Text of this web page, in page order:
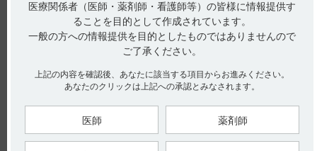
電子添文には、効能又は効果について以下の記載があります。
4. 効能又は効果（引用１）
一時的に経口投与ができない患者における、下記の治療に対す
るペランパネル経口製剤の代替療法
〇てんかん患者の部分発作（二次性全般化発作を含む）
〇他の抗てんかん薬で十分な効果が認められないてんかん患
者の強直間代発作に対する抗てんかん薬との併用療法
1）フィコンパ点滴静注用2mg電子添文 2024年4月改訂（第2
医療関係者（医師・薬剤師・看護師等）の皆様に情報提供す
ることを目的として作成されています。
一般の方への情報提供を目的としたものではありませんので
ご了承ください。
上記の内容を確認後、あなたに該当する項目からお進みください。
あなたのクリックは上記への承認とみなされます。
医師 薬剤師